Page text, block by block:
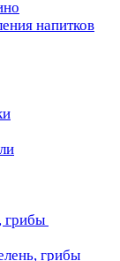
напитков
грибы
грибы